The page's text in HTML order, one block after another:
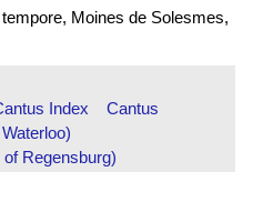
Moines de Solesmes,
Index
Cantus
Regensburg)